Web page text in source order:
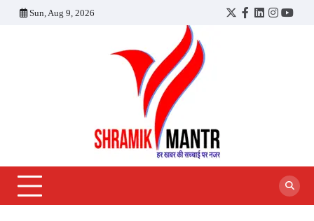
Sun, Aug 9, 2026
Twitter
Facebook
LinkedIn